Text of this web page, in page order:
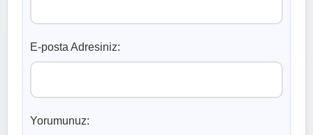
E-posta Adresiniz:
Yorumunuz: